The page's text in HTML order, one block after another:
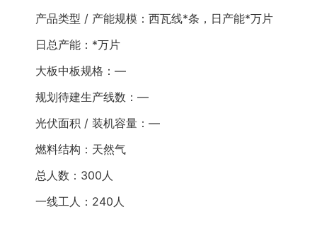
产品类型 / 产能规模：西瓦线*条，日产能*万片
日总产能：*万片
大板中板规格：—
规划待建生产线数：—
光伏面积 / 装机容量：—
燃料结构：天然气
总人数：300人
一线工人：240人